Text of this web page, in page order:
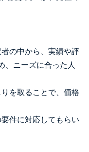
の中から、実績や評
、ニーズに合った人
を取ることで、価格
件に対応してもらい